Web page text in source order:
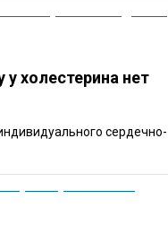
холестерина нет
сердечно-